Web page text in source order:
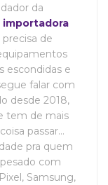
da
importadora
de
escondidas e
falar com
desde 2018,
tem de mais
passar…
pra quem
com
Samsung,